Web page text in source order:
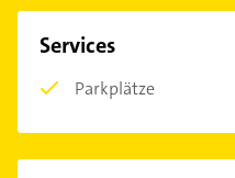
Services
Parkplätze